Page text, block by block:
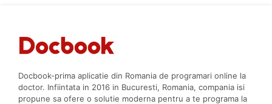
Docbook-prima aplicatie din Romania de programari online la
doctor. Infiintata in 2016 in Bucuresti, Romania, compania isi
propune sa ofere o solutie moderna pentru a te programa la